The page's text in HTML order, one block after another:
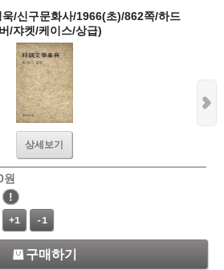
/신구문화사/1966(초)/862쪽/하드
/쟈켓/케이스/상급)
상세보기
원
!
+1 -1
구매하기